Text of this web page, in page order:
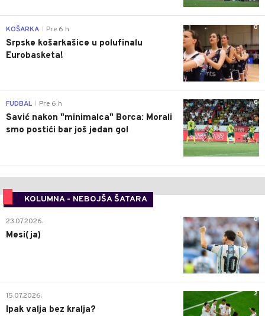
0
KOŠARKA Pre 6 h
Srpske košarkašice u polufinalu
Eurobasketa!
0
FUDBAL Pre 6 h
Savić nakon "minimalca" Borca: Morali
smo postići bar još jedan gol
KOLUMNA - NEBOJŠA ŠATARA
0
23.07.2026.
Mesi(ja)
2
15.07.2026.
Ipak valja bez kralja?